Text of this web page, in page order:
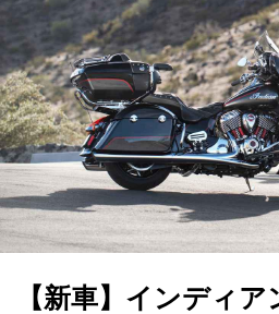
【新車】インディ